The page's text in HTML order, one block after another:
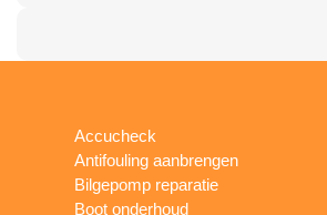
Accucheck
Antifouling aanbrengen
Bilgepomp reparatie
Boot onderhoud